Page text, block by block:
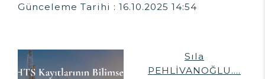
Günceleme Tarihi : 16.10.2025 14:54
Sıla
PEHLİVANOĞLU....